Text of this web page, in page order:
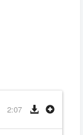
2:07